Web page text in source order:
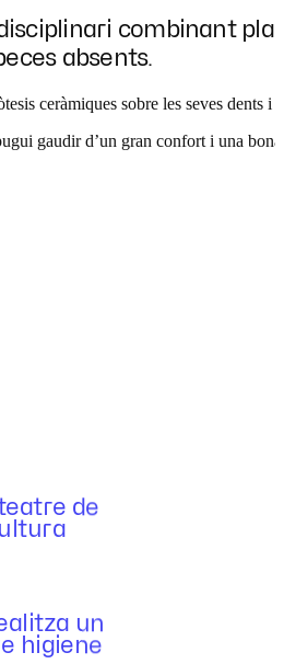
combinant
absents.
ceràmiques sobre les seves dents
gaudir d’un gran confort i una
de
un
higiene